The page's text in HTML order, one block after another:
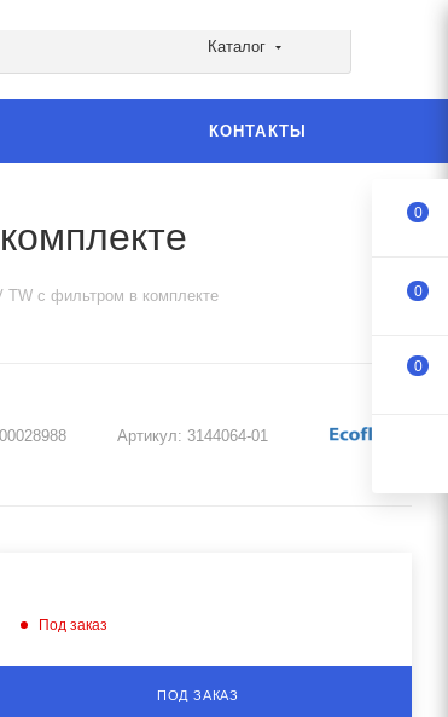
Каталог
КОНТАКТЫ
TW с фильтром в комплекте
Артикул: 3144064-01
Под заказ
ПОД ЗАКАЗ
0
0
0